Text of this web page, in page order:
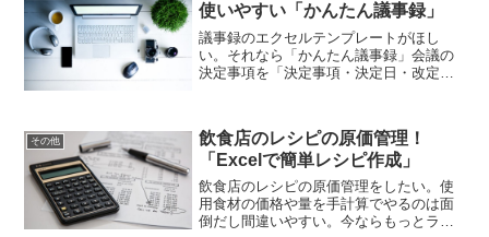
使いやすい「かんたん議事録」
議事録のエクセルテンプレートがほし
い。それなら「かんたん議事録」会議の
決定事項を「決定事項・決定日・改定
行を挿入する機能があり、見た目が整っ
て読みやすく誰でもすぐに使えます。
その他
飲食店のレシピの原価管理！
「Excelで簡単レシピ作成」
飲食店のレシピの原価管理をしたい。使
用食材の価格や量を手計算でやるのは面
倒だし間違いやすい。今ならもっとラク